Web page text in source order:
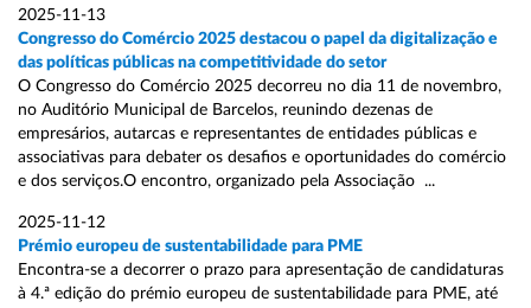
2025-11-13
Congresso do Comércio 2025 destacou o papel da digitalização e
das políticas públicas na competitividade do setor
O Congresso do Comércio 2025 decorreu no dia 11 de novembro,
no Auditório Municipal de Barcelos, reunindo dezenas de
empresários, autarcas e representantes de entidades públicas e
associativas para debater os desafios e oportunidades do comércio
e dos serviços.O encontro, organizado pela Associação ...
2025-11-12
Prémio europeu de sustentabilidade para PME
Encontra-se a decorrer o prazo para apresentação de candidaturas
à 4.ª edição do prémio europeu de sustentabilidade para PME, até